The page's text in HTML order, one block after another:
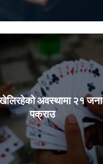
अवस्थामा २१ जना
पक्राउ